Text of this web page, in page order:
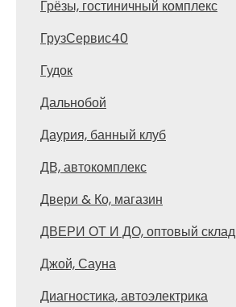
Грёзы, гостиничный комплекс
ГрузСервис40
Гудок
Дальнобой
Даурия, банный клуб
ДВ, автокомплекс
Двери & Ко, магазин
ДВЕРИ ОТ И ДО, оптовый склад
Джой, Сауна
Диагностика, автоэлектрика